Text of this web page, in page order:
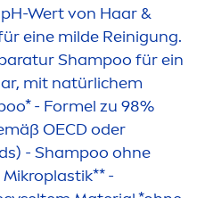
Wert von Haar &
eine milde Reinigung.
Shampoo für ein
mit natürlichem
- Formel zu 98%
OECD oder
- Shampoo ohne
-